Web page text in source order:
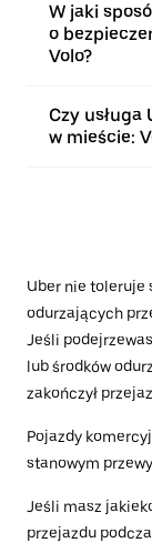
W jaki
o
Volo?
Czy
w mieście:
Uber nie toleruje
odurzających
Jeśli
lub środków
zakończył
Pojazdy
stanowym
Jeśli masz
przejazdu